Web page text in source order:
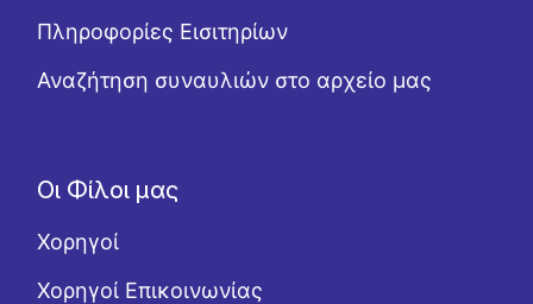
Πληροφορίες Εισιτηρίων
Αναζήτηση συναυλιών στο αρχείο μας
Οι Φίλοι μας
Χορηγοί
Χορηγοί Επικοινωνίας